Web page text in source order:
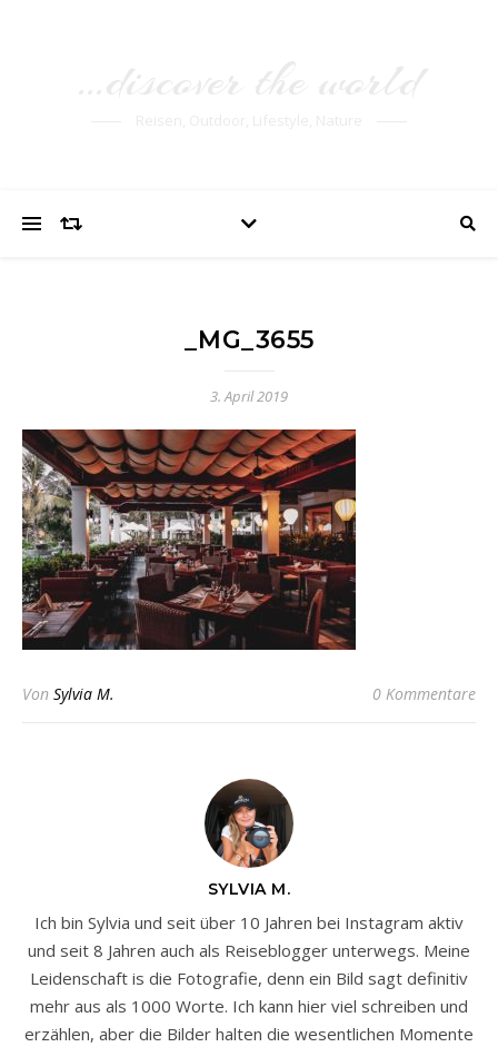
_MG_3655
3. April 2019
Von Sylvia M. 0 Kommentare
SYLVIA M.
Ich bin Sylvia und seit über 10 Jahren bei Instagram aktiv
und seit 8 Jahren auch als Reiseblogger unterwegs. Meine
Leidenschaft is die Fotografie, denn ein Bild sagt definitiv
mehr aus als 1000 Worte. Ich kann hier viel schreiben und
erzählen, aber die Bilder halten die wesentlichen Momente